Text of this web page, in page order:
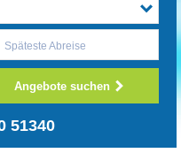
Späteste Abreise
Angebote suchen
51340